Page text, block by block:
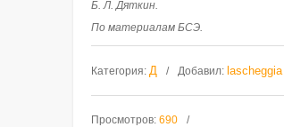
Б. Л. Дяткин.
По материалам БСЭ.
Категория: Д Добавил: lascheggia
Просмотров: 690